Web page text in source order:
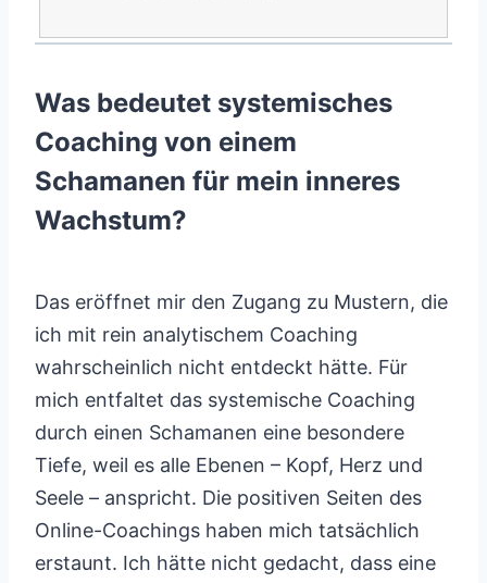
Was bedeutet systemisches
Coaching von einem
Schamanen für mein inneres
Wachstum?
Das eröffnet mir den Zugang zu Mustern, die
ich mit rein analytischem Coaching
wahrscheinlich nicht entdeckt hätte. Für
mich entfaltet das systemische Coaching
durch einen Schamanen eine besondere
Tiefe, weil es alle Ebenen – Kopf, Herz und
Seele – anspricht. Die positiven Seiten des
Online-Coachings haben mich tatsächlich
erstaunt. Ich hätte nicht gedacht, dass eine